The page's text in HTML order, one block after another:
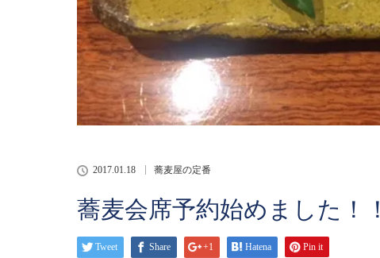
2017.01.18 蕎麦屋の定番
蕎麦会席予約始めました！！
Tweet Share +1 Hatena Pin it